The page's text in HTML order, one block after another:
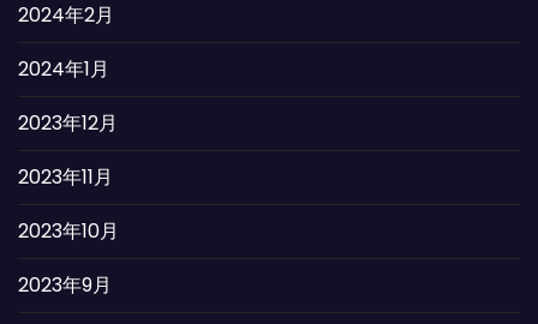
2024年2月
2024年1月
2023年12月
2023年11月
2023年10月
2023年9月